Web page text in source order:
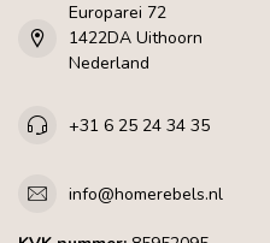
Europarei 72
1422DA Uithoorn
Nederland
+31 6 25 24 34 35
info@homerebels.nl